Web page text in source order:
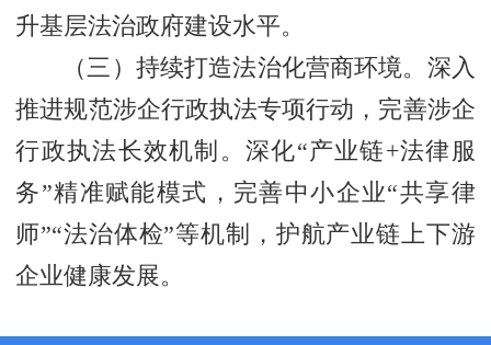
升基层法治政府建设水平。
（三）持续打造法治化营商环境。深入
推进规范涉企行政执法专项行动，完善涉企
行政执法长效机制。深化“产业链+法律服
务”精准赋能模式，完善中小企业“共享律
师”“法治体检”等机制，护航产业链上下游
企业健康发展。